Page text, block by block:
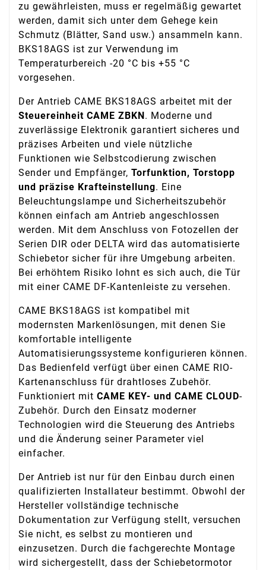
zu gewährleisten, muss er regelmäßig gewartet
werden, damit sich unter dem Gehege kein
Schmutz (Blätter, Sand usw.) ansammeln kann.
BKS18AGS ist zur Verwendung im
Temperaturbereich -20 °C bis +55 °C
vorgesehen.
Der Antrieb CAME BKS18AGS arbeitet mit der
Steuereinheit CAME ZBKN . Moderne und
zuverlässige Elektronik garantiert sicheres und
präzises Arbeiten und viele nützliche
Funktionen wie Selbstcodierung zwischen
Sender und Empfänger, Torfunktion, Torstopp
und präzise Krafteinstellung. Eine
Beleuchtungslampe und Sicherheitszubehör
können einfach am Antrieb angeschlossen
werden. Mit dem Anschluss von Fotozellen der
Serien DIR oder DELTA wird das automatisierte
Schiebetor sicher für ihre Umgebung arbeiten.
Bei erhöhtem Risiko lohnt es sich auch, die Tür
mit einer CAME DF-Kantenleiste zu versehen.
CAME BKS18AGS ist kompatibel mit
modernsten Markenlösungen, mit denen Sie
komfortable intelligente
Automatisierungssysteme konfigurieren können.
Das Bedienfeld verfügt über einen CAME RIO-
Kartenanschluss für drahtloses Zubehör.
Funktioniert mit CAME KEY- und CAME CLOUD-
Zubehör. Durch den Einsatz moderner
Technologien wird die Steuerung des Antriebs
und die Änderung seiner Parameter viel
einfacher.
Der Antrieb ist nur für den Einbau durch einen
qualifizierten Installateur bestimmt. Obwohl der
Hersteller vollständige technische
Dokumentation zur Verfügung stellt, versuchen
Sie nicht, es selbst zu montieren und
einzusetzen. Durch die fachgerechte Montage
wird sichergestellt, dass der Schiebetormotor